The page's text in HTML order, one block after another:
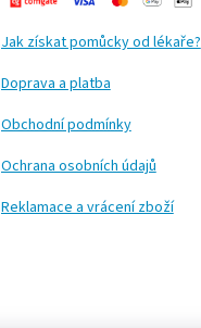
Jak získat pomůcky od lékaře?
Doprava a platba
Obchodní podmínky
Ochrana osobních údajů
Reklamace a vrácení zboží